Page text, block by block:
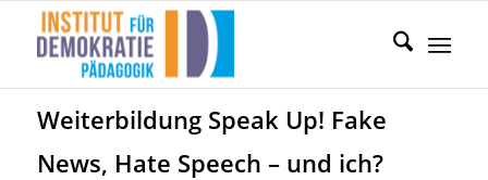
Weiterbildung Speak Up! Fake
News, Hate Speech – und ich?